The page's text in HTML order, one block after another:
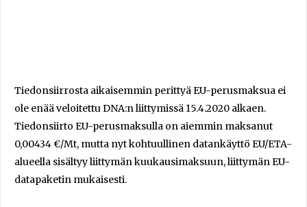
Tiedonsiirrosta aikaisemmin perittyä EU-perusmaksua ei
ole enää veloitettu DNA:n liittymissä 15.4.2020 alkaen.
Tiedonsiirto EU-perusmaksulla on aiemmin maksanut
0,00434 €/Mt, mutta nyt kohtuullinen datankäyttö EU/ETA-
alueella sisältyy liittymän kuukausimaksuun, liittymän EU-
datapaketin mukaisesti.